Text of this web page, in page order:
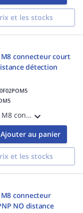
et les stocks
connecteur court
détection
Détecteur inductif M8 connecteur court noyable PNP NO distance détection 2mm en acier inoxydable
Ajouter au panier
et les stocks
connecteur
NO distance